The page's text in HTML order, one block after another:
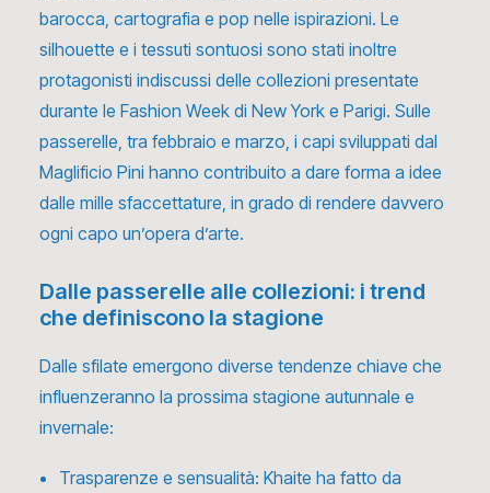
barocca, cartografia e pop nelle ispirazioni. Le
silhouette e i tessuti sontuosi sono stati inoltre
protagonisti indiscussi delle collezioni presentate
durante le Fashion Week di New York e Parigi. Sulle
passerelle, tra febbraio e marzo, i capi sviluppati dal
Maglificio Pini hanno contribuito a dare forma a idee
dalle mille sfaccettature, in grado di rendere davvero
ogni capo un’opera d’arte.
Dalle passerelle alle collezioni: i trend
che definiscono la stagione
Dalle sfilate emergono diverse tendenze chiave che
influenzeranno la prossima stagione autunnale e
invernale:
Trasparenze e sensualità: Khaite ha fatto da